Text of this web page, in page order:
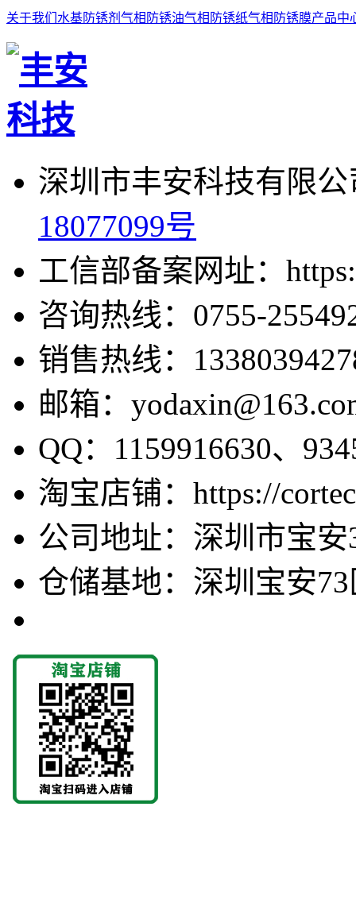
关于我们 水基防锈剂 气相防锈油气相防锈纸气相防锈膜产品中
深圳市丰安科技有限
18077099号
工信部备案网址：
咨询热线：0755-
销售热线：
邮箱：
QQ：1159916630、
淘宝店铺：https://
公司地址：深圳市宝
仓储基地：深圳宝安